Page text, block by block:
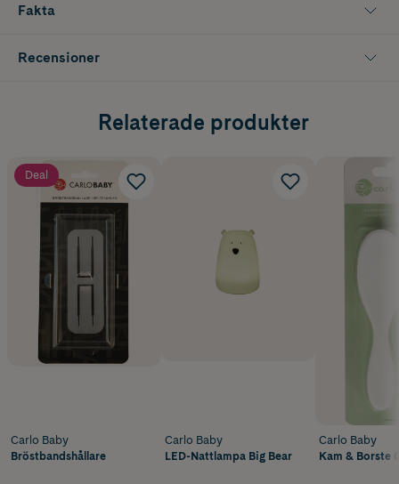
Fakta
Recensioner
Relaterade produkter
Deal
Carlo Baby
Bröstbandshållare
Carlo Baby
LED-Nattlampa Big Bear
Carlo Baby
Kam & Borste